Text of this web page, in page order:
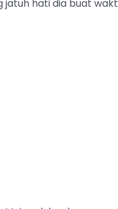
jatuh hati dia buat